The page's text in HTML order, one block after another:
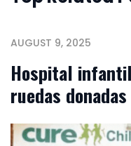
AUGUST 9, 2025
Hospital
ruedas